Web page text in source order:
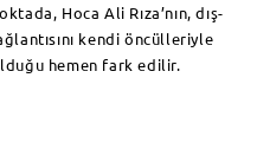
Hoca Ali Rıza’nın, dış-
kendi öncülleriyle
hemen fark edilir.